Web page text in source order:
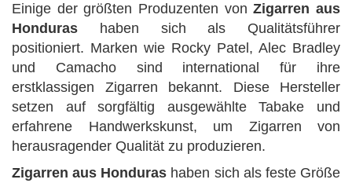
Einige der größten Produzenten vonZigarren aus
Honduras haben sich als Qualitätsführer
positioniert. Marken wie Rocky Patel, Alec Bradley
und Camacho sind international für ihre
erstklassigen Zigarren bekannt. Diese Hersteller
setzen auf sorgfältig ausgewählte Tabake und
erfahrene Handwerkskunst, um Zigarren von
herausragender Qualität zu produzieren.
Zigarren aus Honduras haben sich als feste Größe